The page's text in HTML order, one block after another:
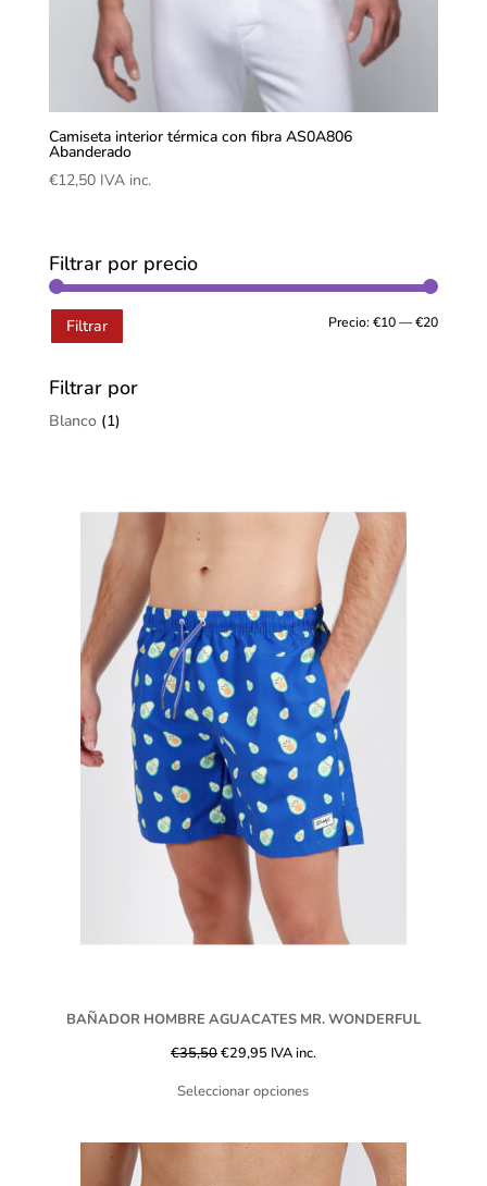
Camiseta interior térmica con fibra AS0A806
Abanderado
€12,50 IVA inc.
Filtrar por precio
Filtrar Precio:€10—€20
Filtrar por
Blanco (1)
BAÑADOR HOMBRE AGUACATES MR. WONDERFUL
€35,50€29,95 IVA inc.
Seleccionar opciones